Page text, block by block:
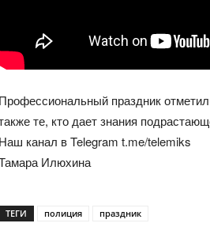
Профессиональный праздник
те, кто дает знания
Наш канал в Telegram t.me/telemiks
Илюхина
ТЕГИ полиция праздник